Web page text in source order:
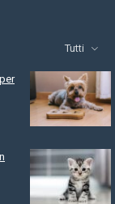
Tutti